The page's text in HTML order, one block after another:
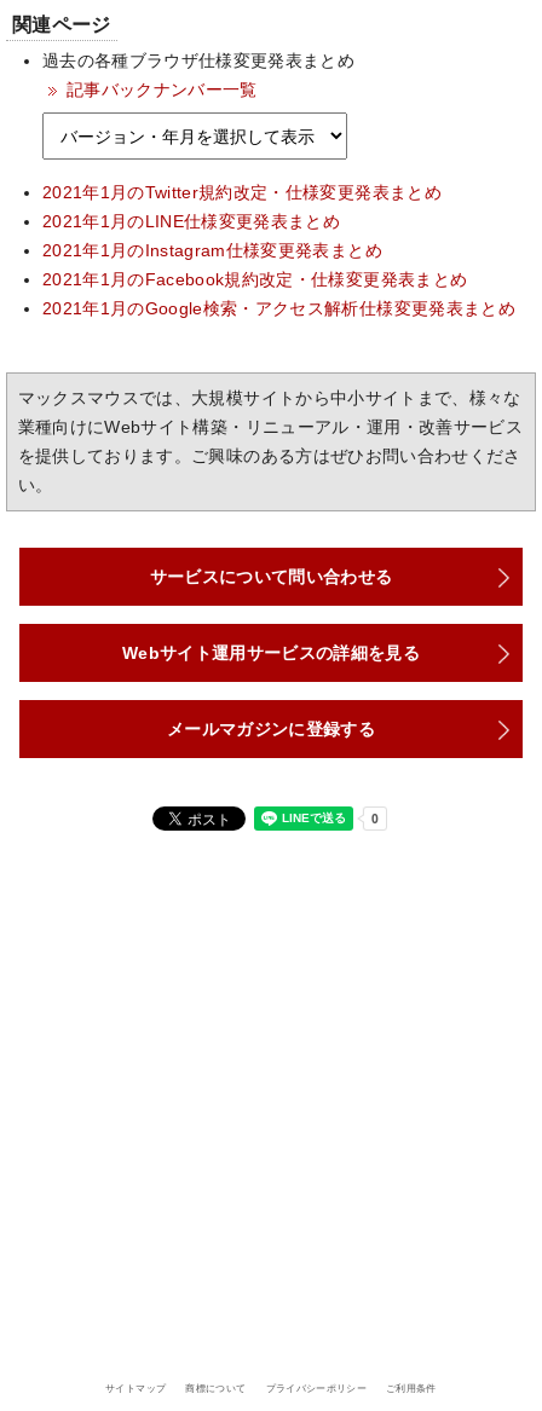
関連ページ
過去の各種ブラウザ仕様変更発表まとめ
記事バックナンバー一覧
2021年1月のTwitter規約改定・仕様変更発表まとめ
2021年1月のLINE仕様変更発表まとめ
2021年1月のInstagram仕様変更発表まとめ
2021年1月のFacebook規約改定・仕様変更発表まとめ
2021年1月のGoogle検索・アクセス解析仕様変更発表まとめ
マックスマウスでは、大規模サイトから中小サイトまで、様々な
業種向けにWebサイト構築・リニューアル・運用・改善サービス
を提供しております。ご興味のある方はぜひお問い合わせくださ
い。
サービスについて問い合わせる
Webサイト運用サービスの詳細を見る
メールマガジンに登録する
サイトマップ 商標について プライバシーポリシー ご利用条件